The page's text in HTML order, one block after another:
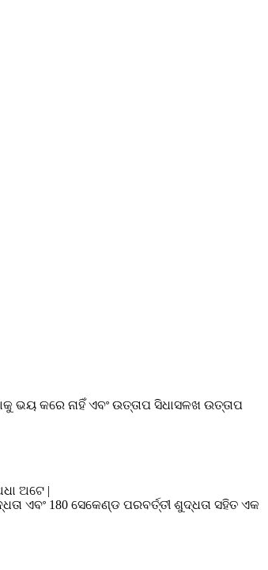
ଭୟ କରେ ନାହିଁ ଏବଂ ଉତ୍ତାପ ସିଧାସଳଖ ଉତ୍ତାପ
ଅଟେ |
ଏବଂ 180 ସେକେଣ୍ଡ ପରବର୍ତ୍ତୀ ଶୁଦ୍ଧତା ସହିତ ଏକ